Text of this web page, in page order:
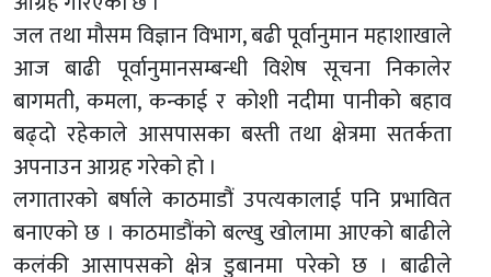
जल तथा मौसम विज्ञान विभाग, बढी पूर्वानुमान महाशाखाले
आज बाढी पूर्वानुमानसम्बन्धी विशेष सूचना निकालेर
बागमती, कमला, कन्काई र कोशी नदीमा पानीको बहाव
बढ्दो रहेकाले आसपासका बस्ती तथा क्षेत्रमा सतर्कता
अपनाउन आग्रह गरेको हो ।
लगातारको बर्षाले काठमाडौं उपत्यकालाई पनि प्रभावित
बनाएको छ । काठमाडौंको बल्खु खोलामा आएको बाढीले
कलंकी आसापसको क्षेत्र डुबानमा परेको छ । बाढीले